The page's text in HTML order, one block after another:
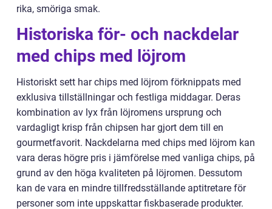
rika, smöriga smak.
Historiska för- och nackdelar
med chips med löjrom
Historiskt sett har chips med löjrom förknippats med
exklusiva tillställningar och festliga middagar. Deras
kombination av lyx från löjromens ursprung och
vardagligt krisp från chipsen har gjort dem till en
gourmetfavorit. Nackdelarna med chips med löjrom kan
vara deras högre pris i jämförelse med vanliga chips, på
grund av den höga kvaliteten på löjromen. Dessutom
kan de vara en mindre tillfredsställande aptitretare för
personer som inte uppskattar fiskbaserade produkter.